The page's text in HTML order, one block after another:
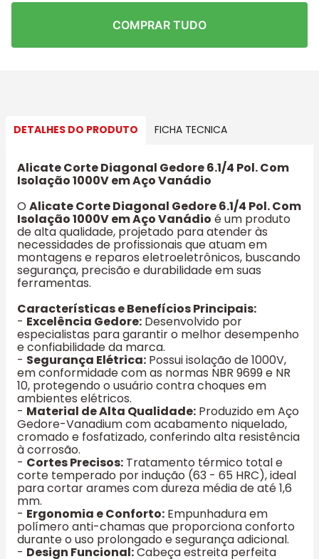
COMPRAR TUDO
DETALHES DO PRODUTO FICHA TECNICA
Alicate Corte Diagonal Gedore 6.1/4 Pol. Com
Isolação 1000V em Aço Vanádio
O Alicate Corte Diagonal Gedore 6.1/4 Pol. Com
Isolação 1000V em Aço Vanádio é um produto
de alta qualidade, projetado para atender às
necessidades de profissionais que atuam em
montagens e reparos eletroeletrônicos, buscando
segurança, precisão e durabilidade em suas
ferramentas.
Características e Benefícios Principais:
- Excelência Gedore: Desenvolvido por
especialistas para garantir o melhor desempenho
e confiabilidade da marca.
- Segurança Elétrica: Possui isolação de 1000V,
em conformidade com as normas NBR 9699 e NR
10, protegendo o usuário contra choques em
ambientes elétricos.
- Material de Alta Qualidade: Produzido em Aço
Gedore-Vanadium com acabamento niquelado,
cromado e fosfatizado, conferindo alta resistência
à corrosão.
- Cortes Precisos: Tratamento térmico total e
corte temperado por indução (63 - 65 HRC), ideal
para cortar arames com dureza média de até 1,6
mm.
- Ergonomia e Conforto: Empunhadura em
polímero anti-chamas que proporciona conforto
durante o uso prolongado e segurança adicional.
- Design Funcional:Cabeça estreita perfeita